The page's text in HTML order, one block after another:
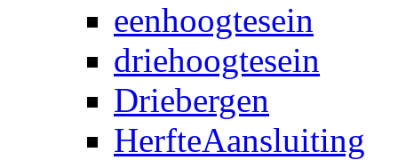
eenhoogtesein
driehoogtesein
Driebergen
HerfteAansluiting